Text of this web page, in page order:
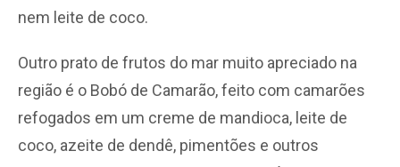
nem leite de coco.
Outro prato de frutos do mar muito apreciado na
região é o Bobó de Camarão, feito com camarões
refogados em um creme de mandioca, leite de
coco, azeite de dendê, pimentões e outros